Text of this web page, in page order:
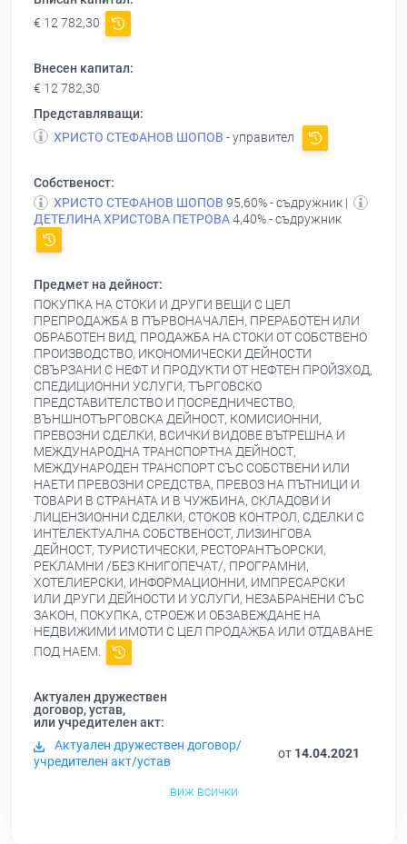
€ 12 782,30
Внесен капитал:
€ 12 782,30
Представляващи:
ХРИСТО СТЕФАНОВ ШОПОВ - управител
Собственост:
ХРИСТО СТЕФАНОВ ШОПОВ 95,60% - съдружник |
ДЕТЕЛИНА ХРИСТОВА ПЕТРОВА4,40% - съдружник
Предмет на дейност:
ПОКУПКА НА СТОКИ И ДРУГИ ВЕЩИ С ЦЕЛ
ПРЕПРОДАЖБА В ПЪРВОНАЧАЛЕН, ПРЕРАБОТЕН ИЛИ
ОБРАБОТЕН ВИД, ПРОДАЖБА НА СТОКИ ОТ СОБСТВЕНО
ПРОИЗВОДСТВО, ИКОНОМИЧЕСКИ ДЕЙНОСТИ
СВЪРЗАНИ С НЕФТ И ПРОДУКТИ ОТ НЕФТЕН ПРОЙЗХОД,
СПЕДИЦИОННИ УСЛУГИ, ТЪРГОВСКО
ПРЕДСТАВИТЕЛСТВО И ПОСРЕДНИЧЕСТВО,
ВЪНШНОТЪРГОВСКА ДЕЙНОСТ, КОМИСИОННИ,
ПРЕВОЗНИ СДЕЛКИ, ВСИЧКИ ВИДОВЕ ВЪТРЕШНА И
МЕЖДУНАРОДНА ТРАНСПОРТНА ДЕЙНОСТ,
МЕЖДУНАРОДЕН ТРАНСПОРТ СЪС СОБСТВЕНИ ИЛИ
НАЕТИ ПРЕВОЗНИ СРЕДСТВА, ПРЕВОЗ НА ПЪТНИЦИ И
ТОВАРИ В СТРАНАТА И В ЧУЖБИНА, СКЛАДОВИ И
ЛИЦЕНЗИОННИ СДЕЛКИ, СТОКОВ КОНТРОЛ, СДЕЛКИ С
ИНТЕЛЕКТУАЛНА СОБСТВЕНОСТ, ЛИЗИНГОВА
ДЕЙНОСТ, ТУРИСТИЧЕСКИ, РЕСТОРАНТЪОРСКИ,
РЕКЛАМНИ /БЕЗ КНИГОПЕЧАТ/, ПРОГРАМНИ,
ХОТЕЛИЕРСКИ, ИНФОРМАЦИОННИ, ИМПРЕСАРСКИ
ИЛИ ДРУГИ ДЕЙНОСТИ И УСЛУГИ, НЕЗАБРАНЕНИ СЪС
ЗАКОН, ПОКУПКА, СТРОЕЖ И ОБЗАВЕЖДАНЕ НА
НЕДВИЖИМИ ИМОТИ С ЦЕЛ ПРОДАЖБА ИЛИ ОТДАВАНЕ
ПОД НАЕМ.
Актуален дружествен
договор, устав,
или учредителен акт:
Актуален дружествен договор/
учредителен акт/устав
от 14.04.2021
виж всички